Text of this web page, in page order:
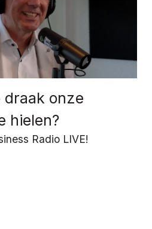
draak onze
hielen?
Radio LIVE!